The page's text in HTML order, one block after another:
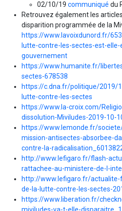
02/10/19 communiqué du
Retrouvez également les
disparition programmée de la
https://www.lavoixdunord.fr/
lutte-contre-les-sectes-est-
gouvernement
https://www.humanite.fr/
sectes-678538
https://c.dna.fr/politique/2019/
lutte-contre-les-sectes
https://www.la-croix.com/
dissolution-Miviludes-2019-10-
https://www.lemonde.fr/
mission-antisectes-absorbee-
contre-la-
http://www.lefigaro.fr/flash-
rattachee-au-ministere-de-l-
http://www.lefigaro.fr/
de-la-lutte-contre-les-sectes-
https://www.liberation.fr/